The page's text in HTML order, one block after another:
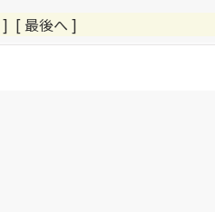
[ 最後へ ]